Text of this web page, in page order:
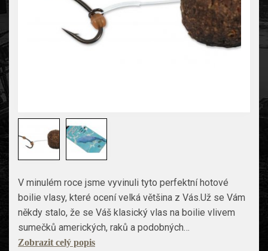
V minulém roce jsme vyvinuli tyto perfektní hotové
boilie vlasy, které ocení velká většina z Vás.Už se Vám
někdy stalo, že se Váš klasický vlas na boilie vlivem
sumečků amerických, raků a podobných…
Zobrazit celý popis